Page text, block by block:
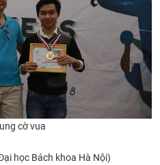
cờ vua
học Bách khoa Hà Nội)